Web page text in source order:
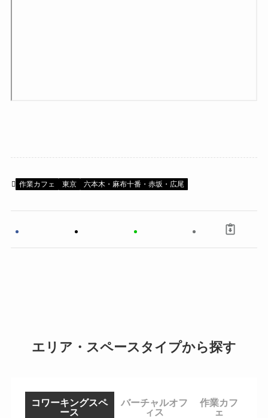
作業カフェ 東京 六本木・麻布十番・赤坂・広尾
エリア・スペースタイプから探す
コワーキングスペ
ース
バーチャルオフ
ィス
作業カフ
ェ